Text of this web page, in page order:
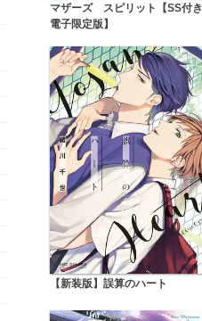
マザーズ スピリット【SS付き
電子限定版】
【新装版】誤算のハート